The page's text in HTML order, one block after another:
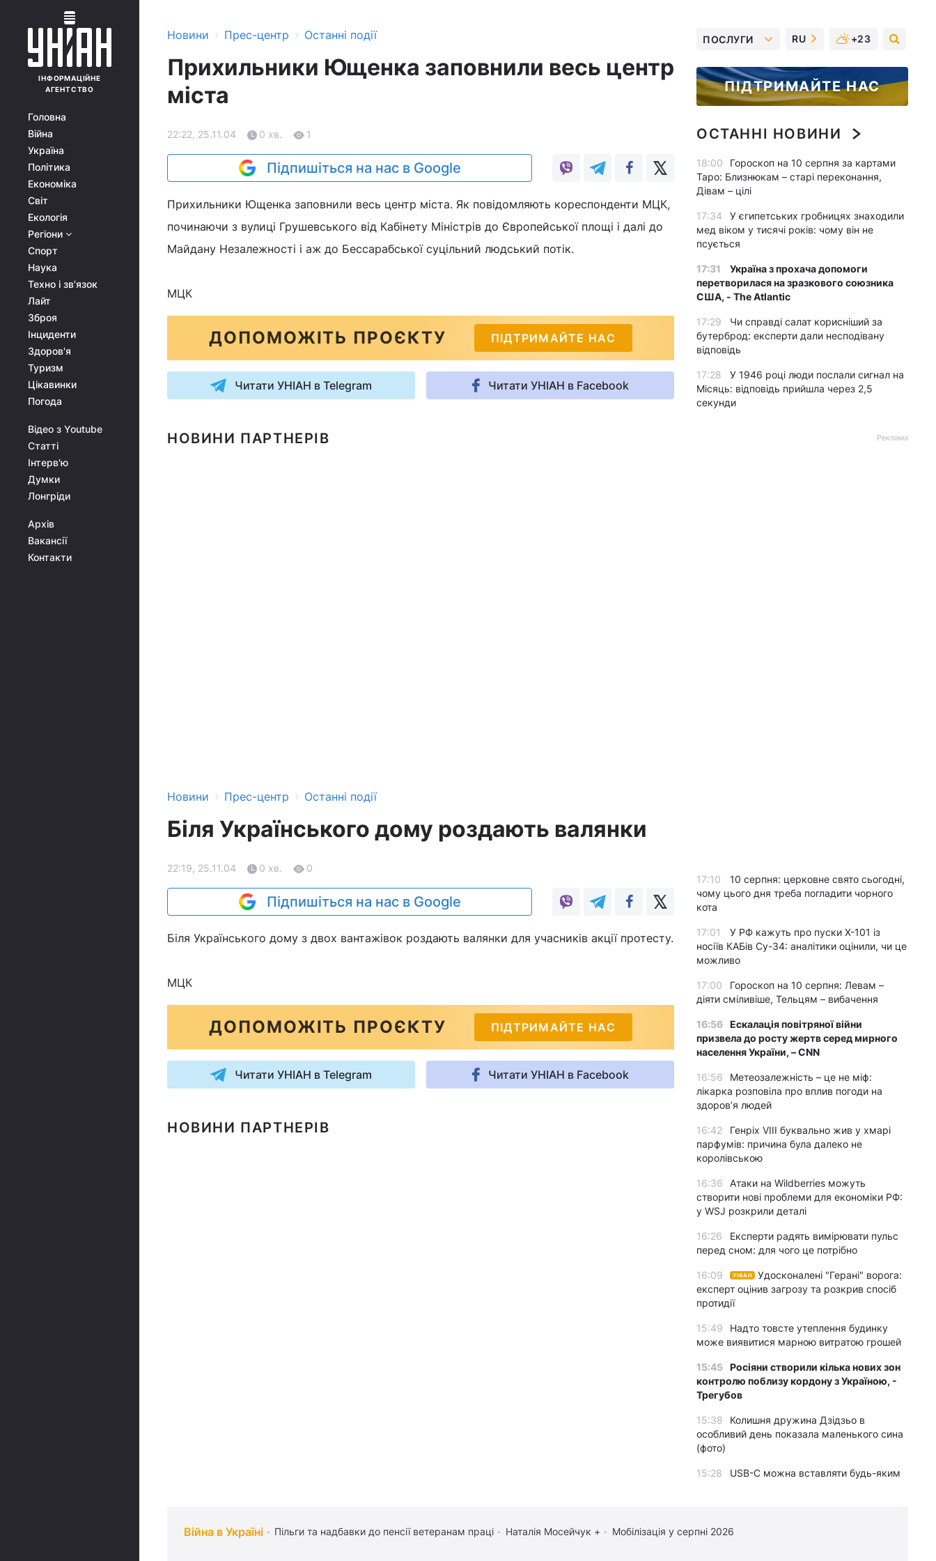
ІНФОРМАЦІЙНЕ
АГЕНТСТВО
Головна
Війна
Україна
Політика
Економіка
Світ
Екологія
Регіони
Спорт
Наука
Техно і зв'язок
Лайт
Зброя
Інциденти
Здоров'я
Туризм
Цікавинки
Погода
Відео з Youtube
Статті
Інтерв'ю
Думки
Лонгріди
Архів
Вакансії
Контакти
Новини › Прес-центр › Останні події
Прихильники Ющенка заповнили весь центр
міста
22:22, 25.11.04 0 хв. 1
Підпишіться на нас в Google
Прихильники Ющенка заповнили весь центр міста. Як повідомляють кореспонденти МЦК,
починаючи з вулиці Грушевського від Кабінету Міністрів до Європейської площі і далі до
Майдану Незалежності і аж до Бессарабської суцільний людський потік.
МЦК
ДОПОМОЖІТЬ ПРОЄКТУ ПІДТРИМАЙТЕ НАС
Читати УНІАН в Telegram Читати УНІАН в Facebook
НОВИНИ ПАРТНЕРІВ
Новини › Прес-центр › Останні події
Біля Українського дому роздають валянки
22:19, 25.11.04 0 хв. 0
Підпишіться на нас в Google
Біля Українського дому з двох вантажівок роздають валянки для учасників акції протесту.
МЦК
ДОПОМОЖІТЬ ПРОЄКТУ ПІДТРИМАЙТЕ НАС
Читати УНІАН в Telegram Читати УНІАН в Facebook
НОВИНИ ПАРТНЕРІВ
ПОСЛУГИ RU +23
ПІДТРИМАЙТЕ НАС
ОСТАННІ НОВИНИ
18:00
Гороскоп на 10 серпня за картами
Таро: Близнюкам – старі переконання,
Дівам – цілі
17:34
У єгипетських гробницях знаходили
мед віком у тисячі років: чому він не
псується
17:31
Україна з прохача допомоги
перетворилася на зразкового союзника
США, - The Atlantic
17:29
Чи справді салат корисніший за
бутерброд: експерти дали несподівану
відповідь
17:28
У 1946 році люди послали сигнал на
Місяць: відповідь прийшла через 2,5
секунди
Реклама
17:10
10 серпня: церковне свято сьогодні,
чому цього дня треба погладити чорного
кота
17:01
У РФ кажуть про пуски Х-101 із
носіїв КАБів Су-34: аналітики оцінили, чи це
можливо
17:00
Гороскоп на 10 серпня: Левам –
діяти сміливіше, Тельцям – вибачення
16:56 Ескалація повітряної війни
призвела до росту жертв серед мирного
населення України, – CNN
16:56
Метеозалежність – це не міф:
лікарка розповіла про вплив погоди на
здоров’я людей
16:42
Генріх VIII буквально жив у хмарі
парфумів: причина була далеко не
королівською
16:36
Атаки на Wildberries можуть
створити нові проблеми для економіки РФ:
у WSJ розкрили деталі
16:26
Експерти радять вимірювати пульс
перед сном: для чого це потрібно
16:09 УНІАН
Удосконалені "Герані" ворога:
експерт оцінив загрозу та розкрив спосіб
протидії
15:49
Надто товсте утеплення будинку
може виявитися марною витратою грошей
15:45 Росіяни створили кілька нових зон
контролю поблизу кордону з Україною, -
Трегубов
15:38
Колишня дружина Дзідзьо в
особливий день показала маленького сина
(фото)
15:28
USB-C можна вставляти будь-яким
15:23
8 речей із секонд-хенду, які
Війна в Україні Пільги та надбавки до пенсії ветеранам праці Наталія Мосейчук + Мобілізація у серпні 2026